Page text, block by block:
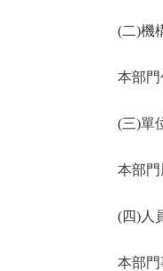
(二)機構
本部門包
(三)單
本部門屬
(四)人
本部門事